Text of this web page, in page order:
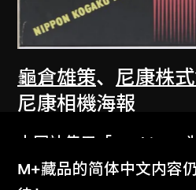
龜倉雄策、 尼康株
尼康相機海報
1957
本网站使用「Cookies」
体验。
M+藏品的简体中文内容